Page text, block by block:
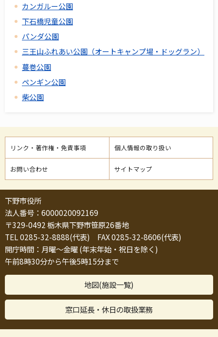
カンガルー公園
下石橋児童公園
パンダ公園
三王山ふれあい公園（オートキャンプ場・ドッグラン）
蔓巻公園
ペンギン公園
柴公園
リンク・著作権・免責事項 個人情報の取り扱い
お問い合わせ サイトマップ
下野市役所
法人番号：6000020092169
〒329-0492 栃木県下野市笹原26番地
TEL 0285-32-8888(代表) FAX 0285-32-8606(代表)
開庁時間：月曜～金曜 (年末年始・祝日を除く)
午前8時30分から午後5時15分まで
地図(施設一覧)
窓口延長・休日の取扱業務